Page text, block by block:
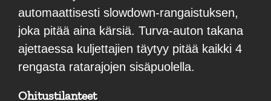
automaattisesti slowdown-rangaistuksen,
joka pitää aina kärsiä. Turva-auton takana
ajettaessa kuljettajien täytyy pitää kaikki 4
rengasta ratarajojen sisäpuolella.
Ohitustilanteet